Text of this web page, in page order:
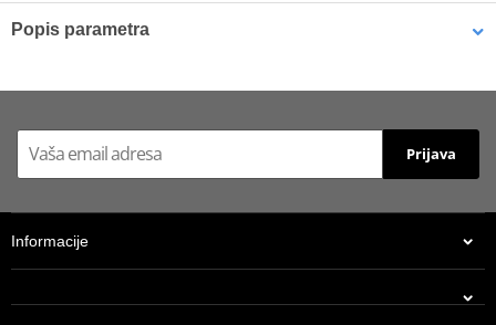
Popis parametra
Prijava
Informacije